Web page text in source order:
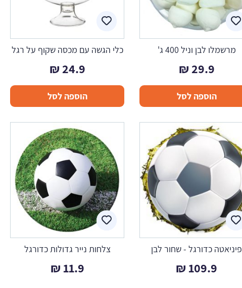
מרשמלו לבן וניל 400 ג'
29.9
₪
הוספה לסל
כלי הגשה עם מכסה שקוף על רגל
24.9
₪
הוספה לסל
פיניאטה כדורגל - שחור לבן
109.9
₪
צלחות נייר גדולות כדורגל
11.9
₪